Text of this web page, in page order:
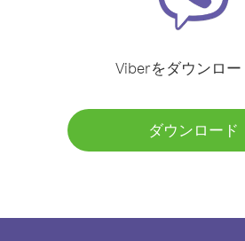
Viberをダウンロー
ダウンロード